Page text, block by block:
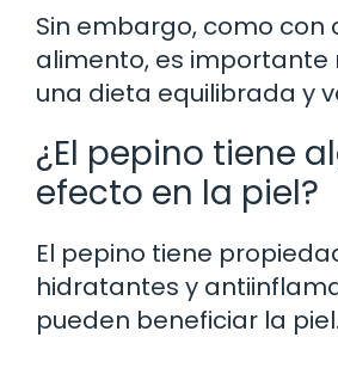
Sin embargo, como con
alimento, es
una dieta equilibrada y
¿El pepino tiene
efecto en la piel?
El pepino tiene
hidratantes y
pueden beneficiar la piel.